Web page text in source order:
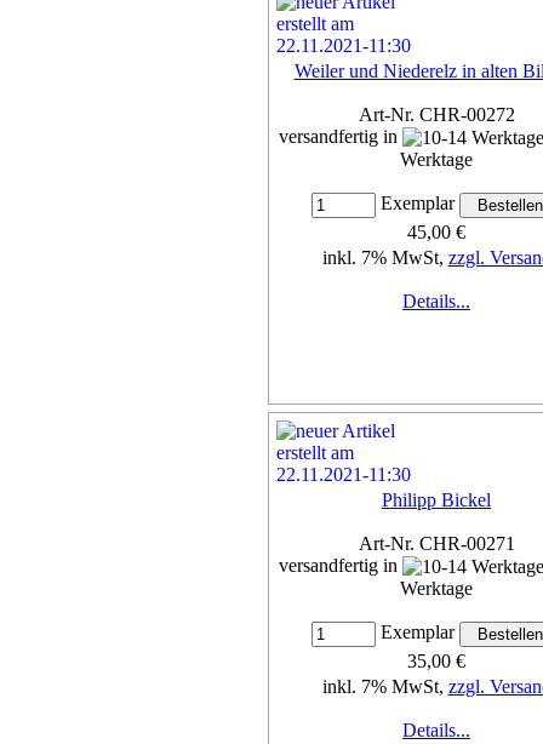
Weiler und Niederelz in alten
Art-Nr. CHR-00272
versandfertig in
Werktage
Exemplar
45,00 €
inkl. 7% MwSt, zzgl.
Details...
Philipp Bickel
Art-Nr. CHR-00271
versandfertig in
Werktage
Exemplar
35,00 €
inkl. 7% MwSt, zzgl.
Details...